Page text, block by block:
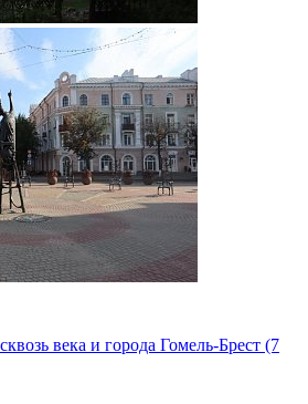
века и города Гомель-Брест (7